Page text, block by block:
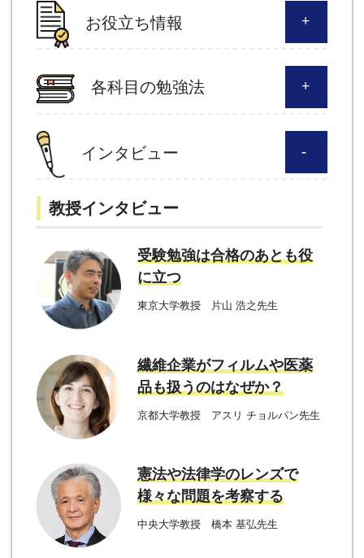
お役立ち情報
各科目の勉強法
インタビュー
教授インタビュー
受験勉強は合格のあとも役
に立つ
東京大学教授 片山 浩之先生
繊維企業がフィルムや医薬
品も扱うのはなぜか？
京都大学教授 アスリ チョルパン先生
憲法や法律学のレンズで
様々な問題を考察する
中央大学教授 橋本 基弘先生